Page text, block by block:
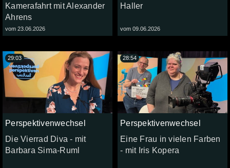
Kamerafahrt mit Alexander
Ahrens
vom 23.06.2026
Haller
vom 09.06.2026
Perspektivenwechsel
Die Vierrad Diva - mit
Barbara Sima-Ruml
29:03
Perspektivenwechsel
Eine Frau in vielen Farben
- mit Iris Kopera
28:54